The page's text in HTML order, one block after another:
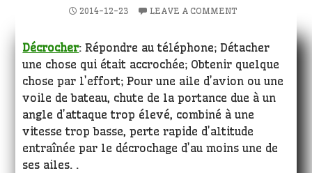
2014-12-23 LEAVE A COMMENT
Décrocher: Répondre au téléphone; Détacher
une chose qui était accrochée; Obtenir quelque
chose par l’effort; Pour une aile d’avion ou une
voile de bateau, chute de la portance due à un
angle d’attaque trop élevé, combiné à une
vitesse trop basse, perte rapide d’altitude
entraînée par le décrochage d’au moins une de
ses ailes. .